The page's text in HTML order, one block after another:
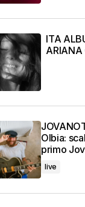
ITA
ARIANA
Olbia:
primo
live